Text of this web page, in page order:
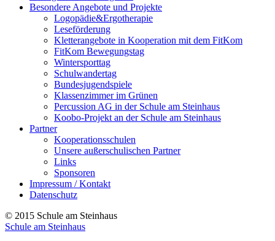
Besondere Angebote und Projekte
Logopädie&Ergotherapie
Leseförderung
Kletterangebote in Kooperation mit dem FitKom
FitKom Bewegungstag
Wintersporttag
Schulwandertag
Bundesjugendspiele
Klassenzimmer im Grünen
Percussion AG in der Schule am Steinhaus
Koobo-Projekt an der Schule am Steinhaus
Partner
Kooperationsschulen
Unsere außerschulischen Partner
Links
Sponsoren
Impressum / Kontakt
Datenschutz
© 2015 Schule am Steinhaus
Schule am Steinhaus